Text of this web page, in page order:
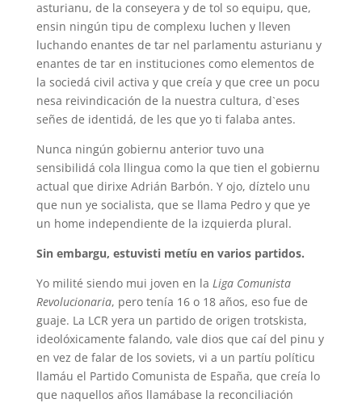
asturianu, de la conseyera y de tol so equipu, que,
ensin ningún tipu de complexu luchen y lleven
luchando enantes de tar nel parlamentu asturianu y
enantes de tar en instituciones como elementos de
la sociedá civil activa y que creía y que cree un pocu
nesa reivindicación de la nuestra cultura, d`eses
señes de identidá, de les que yo ti falaba antes.
Nunca ningún gobiernu anterior tuvo una
sensibilidá cola llingua como la que tien el gobiernu
actual que dirixe Adrián Barbón. Y ojo, díztelo unu
que nun ye socialista, que se llama Pedro y que ye
un home independiente de la izquierda plural.
Sin embargu, estuvisti metíu en varios partidos.
Yo milité siendo mui joven en la Liga Comunista
Revolucionaria, pero tenía 16 o 18 años, eso fue de
guaje. La LCR yera un partido de origen trotskista,
ideolóxicamente falando, vale dios que caí del pinu y
en vez de falar de los soviets, vi a un partíu políticu
llamáu el Partido Comunista de España, que creía lo
que naquellos años llamábase la reconciliación